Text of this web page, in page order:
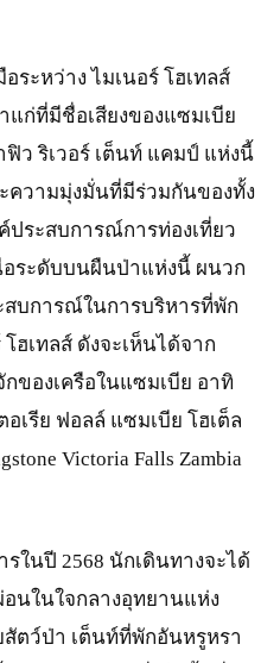
ระหว่าง ไมเนอร์ โฮเทลส์
แก่ที่มีชื่อเสียงของแซมเบีย
ว ริเวอร์ เต็นท์ แคมป์ แห่งนี้
ความมุ่งมั่นที่มีร่วมกันของทั้ง
ประสบการณ์การท่องเที่ยว
ระดับบนผืนป่าแห่งนี้ ผนวก
บการณ์ในการบริหารที่พัก
ฮเทลส์ ดังจะเห็นได้จาก
ของเครือในแซมเบีย อาทิ
เรีย ฟอลล์ แซมเบีย โฮเต็ล
Victoria Falls Zambia
ในปี 2568 นักเดินทางจะได้
นในใจกลางอุทยานแห่ง
ตว์ป่า เต็นท์ที่พักอันหรูหรา